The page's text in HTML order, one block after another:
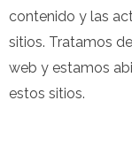
contenido y las
sitios. Tratamos
web y estamos
estos sitios.